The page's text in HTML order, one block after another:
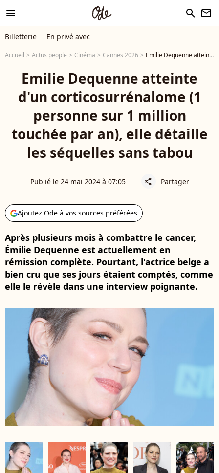
menu search newsletter
Billetterie En privé avec
Accueil Actus people Cinéma Cannes 2026 Emilie Dequenne atteinte d'un corticosurrénalome (1 personne sur 1 million touchée par an), elle détaille les séquelles sans tabou
Emilie Dequenne atteinte
d'un corticosurrénalome (1
personne sur 1 million
touchée par an), elle détaille
les séquelles sans tabou
Publié le 24 mai 2024 à 07:05 share Partager
Ajoutez Ode à vos sources préférées
Après plusieurs mois à combattre le cancer,
Émilie Dequenne est actuellement en
rémission complète. Pourtant, l'actrice belge a
bien cru que ses jours étaient comptés, comme
elle le révèle dans une interview poignante.